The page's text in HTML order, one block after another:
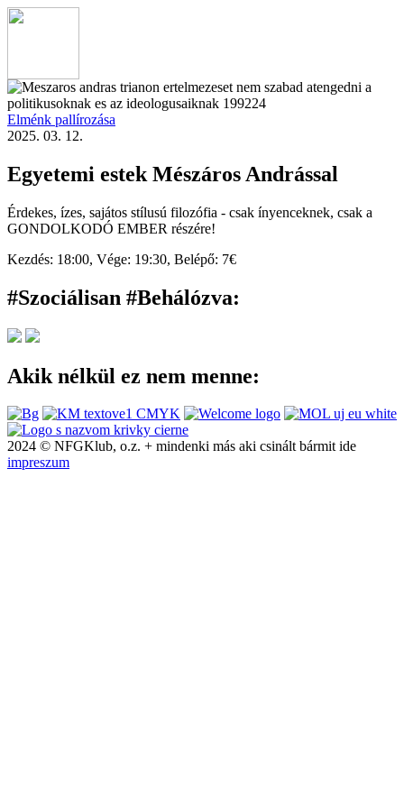
Elménk pallírozása
2025. 03. 12.
Egyetemi estek Mészáros Andrással
Érdekes, ízes, sajátos stílusú filozófia - csak ínyenceknek, csak a
GONDOLKODÓ EMBER részére!
Kezdés: 18:00, Vége: 19:30, Belépő: 7€
#Szociálisan #Behálózva:
Akik nélkül ez nem menne:
2024 © NFGKlub, o.z. + mindenki más aki csinált bármit ide
impreszum